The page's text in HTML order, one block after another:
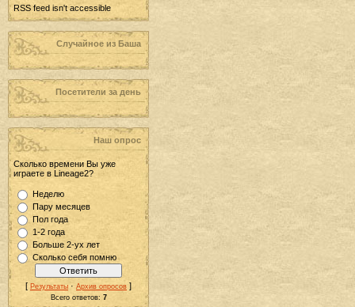
RSS feed isn't accessible
Случайное из Баша
Посетители за день
Наш опрос
Сколько времени Вы уже
играете в Lineage2?
Неделю
Пару месяцев
Пол года
1-2 года
Больше 2-ух лет
Сколько себя помню
[ Результаты · Архив опросов ]
Всего ответов: 7